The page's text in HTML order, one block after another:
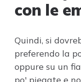
con le
Quindi, si
preferendo la
oppure su un